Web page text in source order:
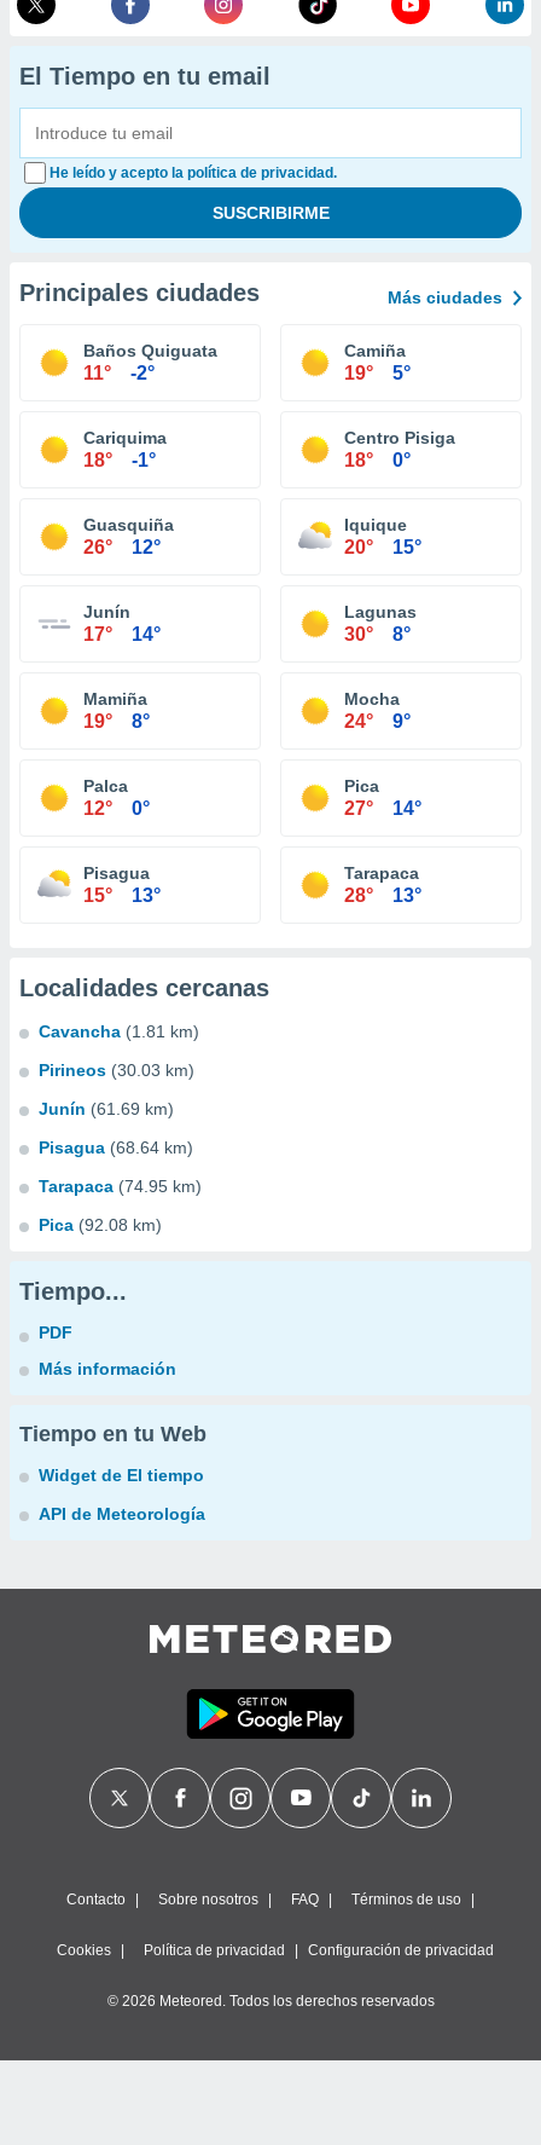
El Tiempo en tu email
He leído y acepto la política de privacidad.
Principales ciudades Más ciudades
Baños Quiguata
11° -2°
Camiña
19° 5°
Cariquima
18° -1°
Centro Pisiga
18° 0°
Guasquiña
26° 12°
Iquique
20° 15°
Junín
17° 14°
Lagunas
30° 8°
Mamiña
19° 8°
Mocha
24° 9°
Palca
12° 0°
Pica
27° 14°
Pisagua
15° 13°
Tarapaca
28° 13°
Localidades cercanas
Cavancha (1.81 km)
Pirineos (30.03 km)
Junín (61.69 km)
Pisagua (68.64 km)
Tarapaca (74.95 km)
Pica (92.08 km)
Tiempo...
PDF
Más información
Tiempo en tu Web
Widget de El tiempo
API de Meteorología
Contacto Sobre nosotros FAQ Términos de uso
Cookies Política de privacidad Configuración de privacidad
© 2026 Meteored. Todos los derechos reservados